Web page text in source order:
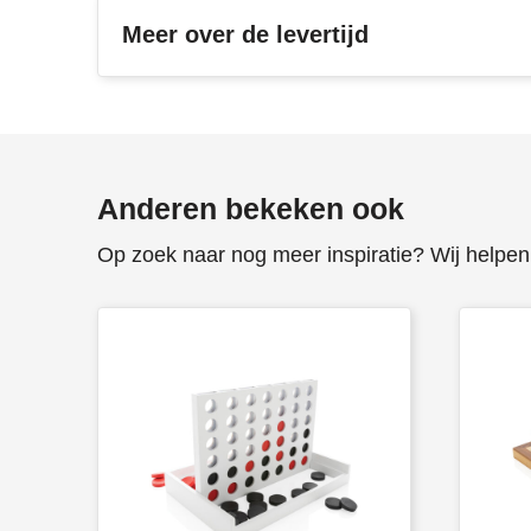
Meer over de levertijd
Anderen bekeken ook
Op zoek naar nog meer inspiratie? Wij